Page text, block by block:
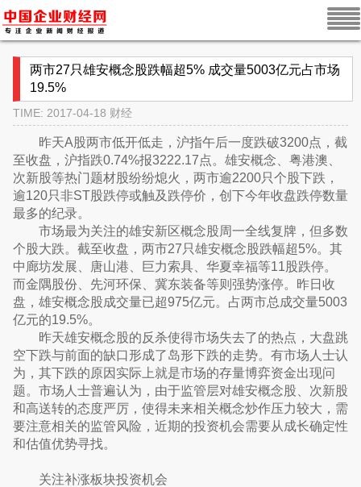
两市27只雄安概念股跌幅超5% 成交量5003亿元占市场
19.5%
TIME: 2017-04-18 财经
昨天A股两市低开低走，沪指午后一度跌破3200点，截
至收盘，沪指跌0.74%报3222.17点。雄安概念、粤港澳、
次新股等热门题材股纷纷熄火，两市逾2200只个股下跌，
逾120只非ST股跌停或触及跌停价，创下今年收盘跌停数量
最多的纪录。
市场最为关注的雄安新区概念股周一全线复牌，但多数
个股大跌。截至收盘，两市27只雄安概念股跌幅超5%。其
中廊坊发展、唐山港、巨力索具、华夏幸福等11股跌停。
而金隅股份、先河环保、冀东装备等则强势涨停。昨日收
盘，雄安概念股成交量已超975亿元。占两市总成交量5003
亿元的19.5%。
昨天雄安概念股的反杀使得市场失去了的热点，大盘跳
空下跌与前面的缺口形成了岛形下跌的走势。有市场人士认
为，其下跌的原因实际上就是市场的存量博弈资金出现问
题。市场人士普遍认为，由于监管层对雄安概念股、次新股
和高送转的态度严厉，使得未来相关概念炒作压力较大，需
要注意相关的监管风险，近期的投资机会需要从成长确定性
和估值优势寻找。
关注补涨板块投资机会